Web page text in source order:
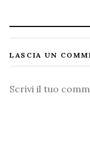
LASCIA UN
Commento